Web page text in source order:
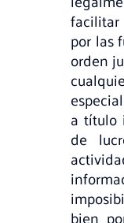
por las
orden
a título
de
bien